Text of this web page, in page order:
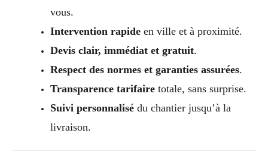
vous.
Intervention rapideen ville et à proximité.
Devis clair, immédiat et gratuit.
Respect des normes et garanties assurées.
Transparence tarifairetotale, sans surprise.
Suivi personnalisédu chantier jusqu’à la
livraison.